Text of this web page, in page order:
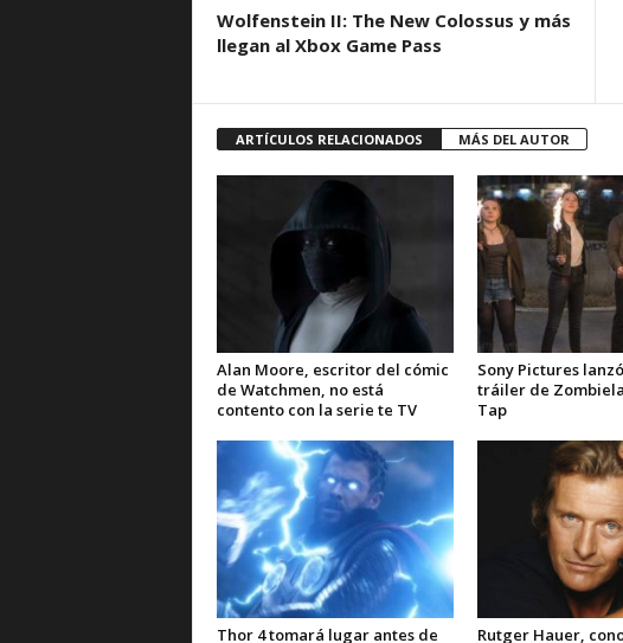
Wolfenstein II: The New Colossus y más
llegan al Xbox Game Pass
ARTÍCULOS RELACIONADOS MÁS DEL AUTOR
Alan Moore, escritor del cómic
de Watchmen, no está
contento con la serie te TV
Sony Pictures
tráiler de
Tap
Thor 4 tomará lugar antes de
Rutger Hauer,